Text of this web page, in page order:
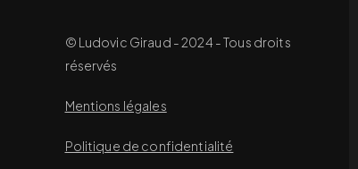
© Ludovic Giraud - 2024 - Tous droits
réservés
Mentions légales
Politique de confidentialité